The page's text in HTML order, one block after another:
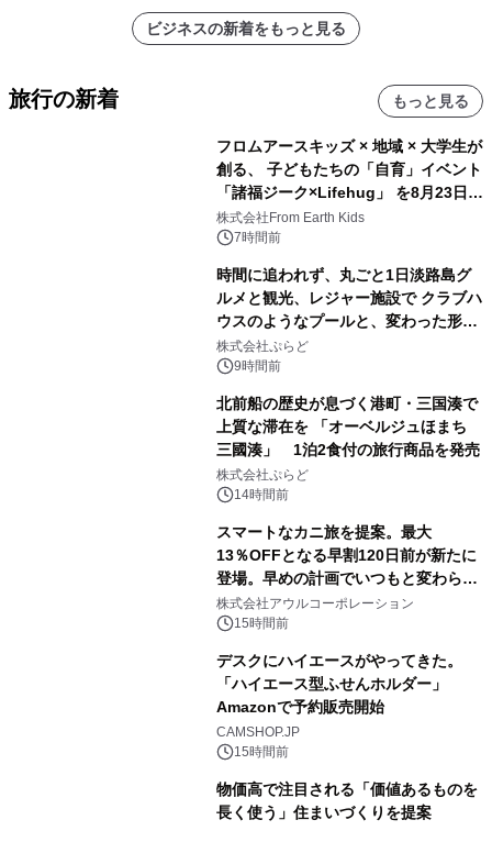
ビジネスの新着をもっと見る
旅行の新着 もっと見る
フロムアースキッズ × 地域 × 大学生が
創る、 子どもたちの「自育」イベント
「諸福ジーク×Lifehug」 を8月23日
(日)開催
株式会社From Earth Kids
7時間前
時間に追われず、丸ごと1日淡路島グ
ルメと観光、レジャー施設で クラブハ
ウスのようなプールと、変わった形の
サウナも 「THE BOXY AWAJI」のお
得な素泊まり連泊プランで
株式会社ぷらど
9時間前
北前船の歴史が息づく港町・三国湊で
上質な滞在を 「オーベルジュほまち
三國湊」 1泊2食付の旅行商品を発売
株式会社ぷらど
14時間前
スマートなカニ旅を提案。最大
13％OFFとなる早割120日前が新たに
登場。早めの計画でいつもと変わらぬ
大人の冬旅を。ー夕日ヶ浦温泉「佳松
苑 別邸ふうか」ー
株式会社アウルコーポレーション
15時間前
デスクにハイエースがやってきた。
「ハイエース型ふせんホルダー」
Amazonで予約販売開始
CAMSHOP.JP
15時間前
物価高で注目される「価値あるものを
長く使う」住まいづくりを提案